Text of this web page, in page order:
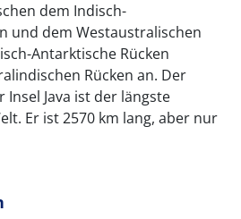
dem Indisch-
und dem Westaustralischen
Antarktische Rücken
Rücken an. Der
Java ist der längste
Er ist 2570 km lang, aber nur